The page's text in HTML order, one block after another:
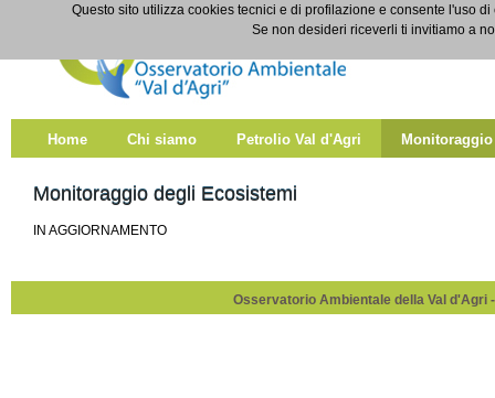
Salta al contenuto
Monitoraggio degli ecosistemi
Home Chi siamo Petrolio Val d'Agri Monitoraggio
Monitoraggio degli Ecosistemi
IN AGGIORNAMENTO
Osservatorio Ambientale della Val d'Agri
Questo sito utilizza cookies tecnici e di profilazione e consente l'uso
Se non desideri riceverli ti invitiamo a